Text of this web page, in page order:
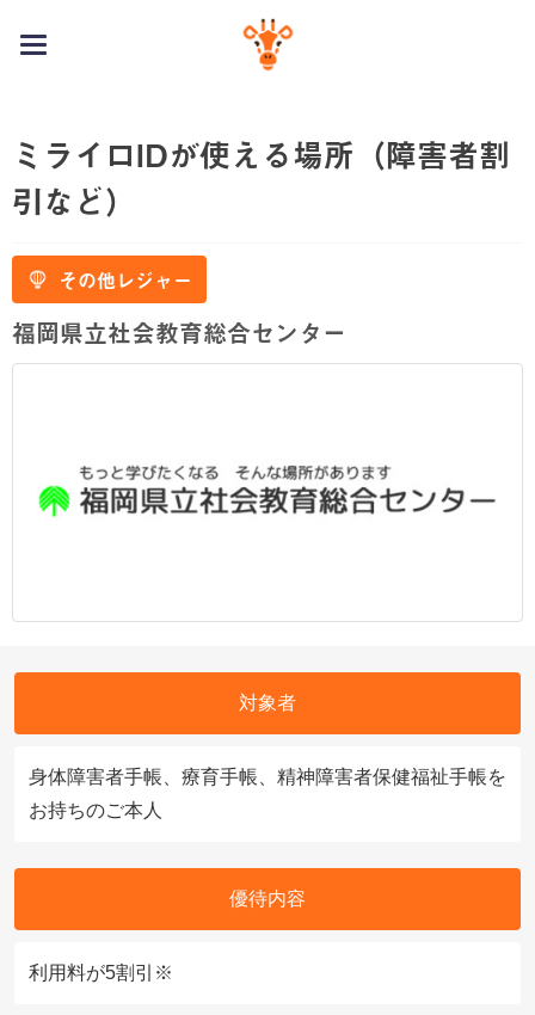
toggle
ミライロIDが使える場所（障害者割
引など）
その他レジャー
福岡県立社会教育総合センター
対象者
身体障害者手帳、療育手帳、精神障害者保健福祉手帳を
お持ちのご本人
優待内容
利用料が5割引※